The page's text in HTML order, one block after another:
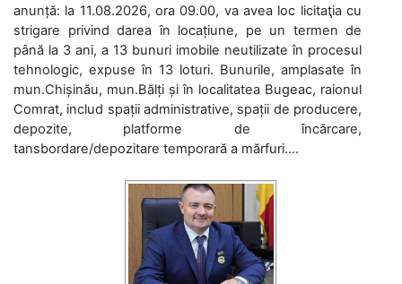
anunță: la 11.08.2026, ora 09.00, va avea loc licitaţia cu
strigare privind darea în locațiune, pe un termen de
până la 3 ani, a 13 bunuri imobile neutilizate în procesul
tehnologic, expuse în 13 loturi. Bunurile, amplasate în
mun.Chișinău, mun.Bălți și în localitatea Bugeac, raionul
Comrat, includ spații administrative, spații de producere,
depozite, platforme de încărcare,
tansbordare/depozitare temporară a mărfuri....